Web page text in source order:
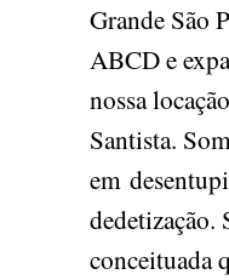
Grande São
ABCD e
nossa
Santista.
em
dedetização.
conceituada